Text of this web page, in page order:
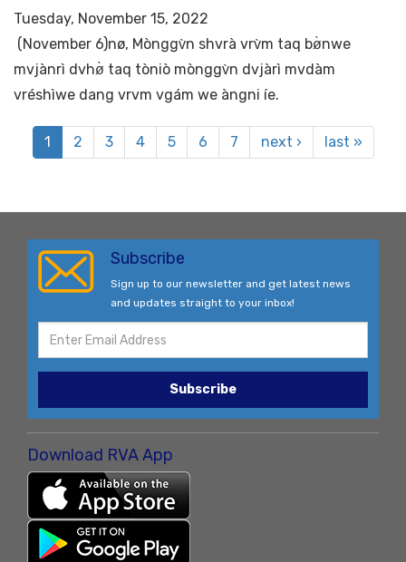
Tuesday, November 15, 2022
(November 6)nø, Mònggv̀n shvrà vrv̀m taq bø̀nwe
mvjànrì dvhø̀ taq tòniò mònggv̀n dvjàrì mvdàm
vréshìwe dang vrvm vgám we àngni íe.
1 2 3 4 5 6 7 next › last »
Subscribe
Sign up to our newsletter and get latest news
and updates straight to your inbox!
Subscribe
Download RVA App